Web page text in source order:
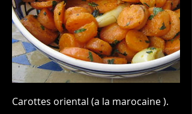
Carottes oriental (a la marocaine ).